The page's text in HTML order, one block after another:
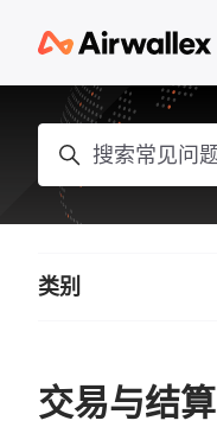
搜索
交易与结算
类别